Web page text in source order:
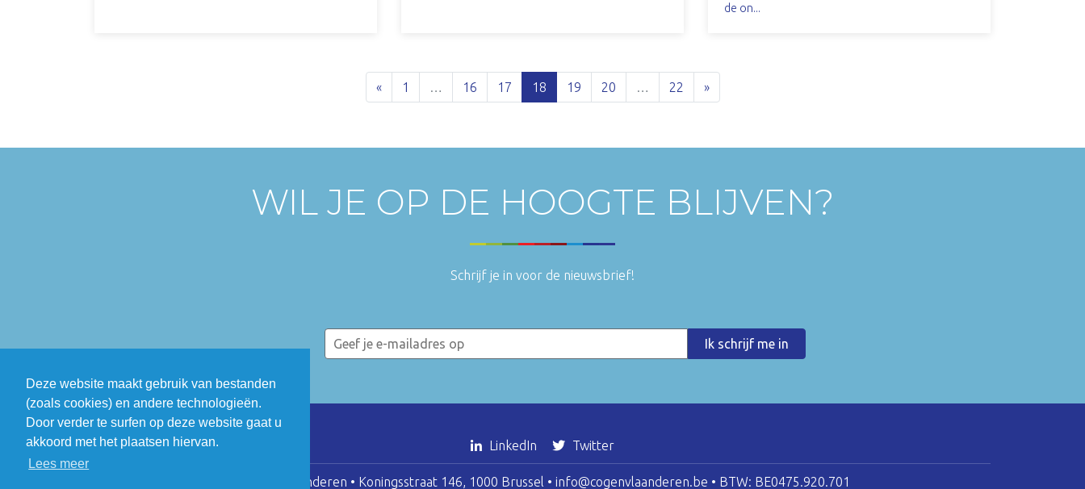
Deze website maakt gebruik van bestanden
(zoals cookies) en andere technologieën.
Door verder te surfen op deze website gaat u
akkoord met het plaatsen hiervan.
Lees meer
de on...
« 1 … 16 17 18 19 20 … 22 »
WIL JE OP DE HOOGTE BLIJVEN?
Schrijf je in voor de nieuwsbrief!
LinkedIn Twitter
COGEN Vlaanderen • Koningsstraat 146, 1000 Brussel • info@cogenvlaanderen.be • BTW: BE0475.920.701